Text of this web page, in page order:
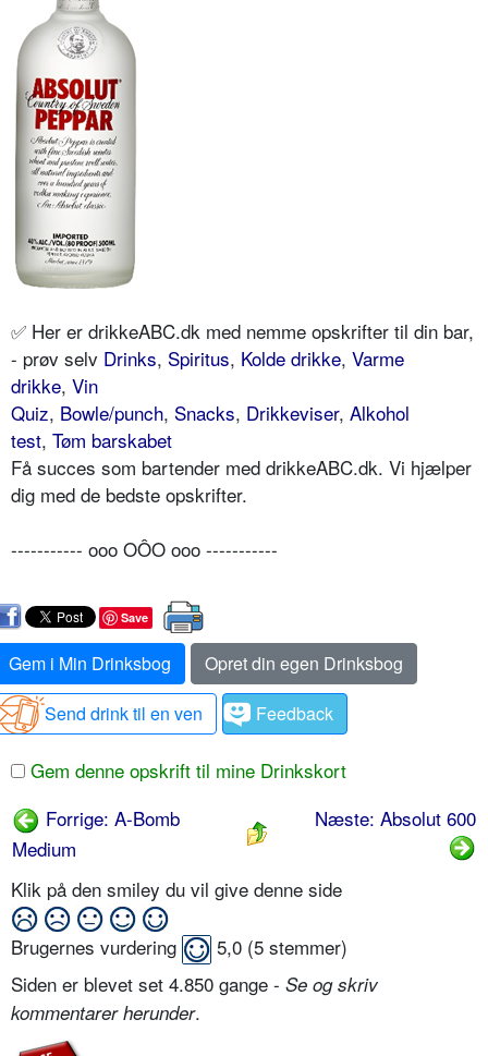
✅ Her er drikkeABC.dk med nemme opskrifter til din bar,
- prøv selv Drinks, Spiritus, Kolde drikke, Varme
drikke, Vin
Quiz, Bowle/punch, Snacks, Drikkeviser, Alkohol
test, Tøm barskabet
Få succes som bartender med drikkeABC.dk. Vi hjælper
dig med de bedste opskrifter.
----------- ooo OÔO ooo -----------
Save
Gem i Min Drinksbog
Opret din egen Drinksbog
Send drink til en ven
Feedback
Gem denne opskrift til mine Drinkskort
Forrige: A-Bomb
Medium
Næste: Absolut 600
Klik på den smiley du vil give denne side
Brugernes vurdering 5,0 (5 stemmer)
Siden er blevet set 4.850 gange - Se og skriv
kommentarer herunder.